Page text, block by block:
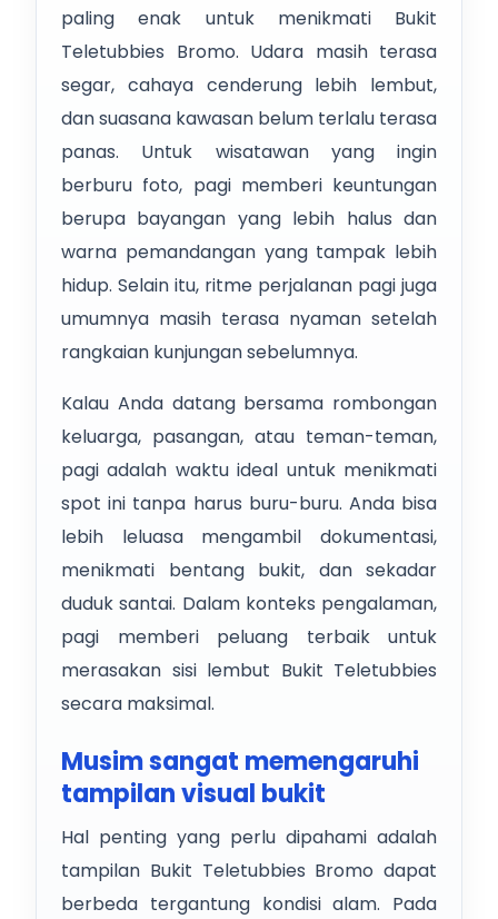
paling enak untuk menikmati Bukit
Teletubbies Bromo. Udara masih terasa
segar, cahaya cenderung lebih lembut,
dan suasana kawasan belum terlalu terasa
panas. Untuk wisatawan yang ingin
berburu foto, pagi memberi keuntungan
berupa bayangan yang lebih halus dan
warna pemandangan yang tampak lebih
hidup. Selain itu, ritme perjalanan pagi juga
umumnya masih terasa nyaman setelah
rangkaian kunjungan sebelumnya.
Kalau Anda datang bersama rombongan
keluarga, pasangan, atau teman-teman,
pagi adalah waktu ideal untuk menikmati
spot ini tanpa harus buru-buru. Anda bisa
lebih leluasa mengambil dokumentasi,
menikmati bentang bukit, dan sekadar
duduk santai. Dalam konteks pengalaman,
pagi memberi peluang terbaik untuk
merasakan sisi lembut Bukit Teletubbies
secara maksimal.
Musim sangat memengaruhi
tampilan visual bukit
Hal penting yang perlu dipahami adalah
tampilan Bukit Teletubbies Bromo dapat
berbeda tergantung kondisi alam. Pada